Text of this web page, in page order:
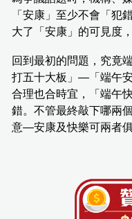
「安康」至少不會「犯
大了「安康」的可見度
回到最初的問題，究竟
打五十大板」—「端午
合理也合時宜，「端午
錯。不管最終敲下哪兩
意—安康及快樂可兩者